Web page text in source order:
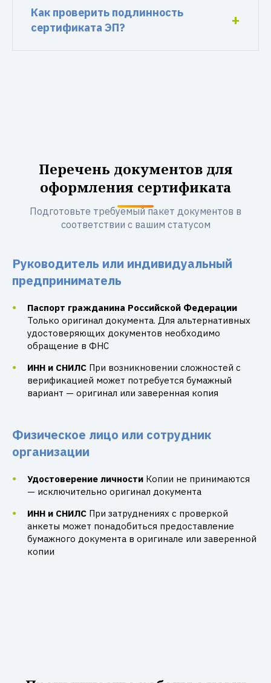
Как проверить подлинность
сертификата ЭП?
Перечень документов для
оформления сертификата
Подготовьте требуемый пакет документов в
соответствии с вашим статусом
Руководитель или индивидуальный
предприниматель
Паспорт гражданина Российской Федерации
Только оригинал документа. Для альтернативных
удостоверяющих документов необходимо
обращение в ФНС
ИНН и СНИЛС При возникновении сложностей с
верификацией может потребуется бумажный
вариант — оригинал или заверенная копия
Физическое лицо или сотрудник
организации
Удостоверение личности Копии не принимаются
— исключительно оригинал документа
ИНН и СНИЛС При затруднениях с проверкой
анкеты может понадобиться предоставление
бумажного документа в оригинале или заверенной
копии